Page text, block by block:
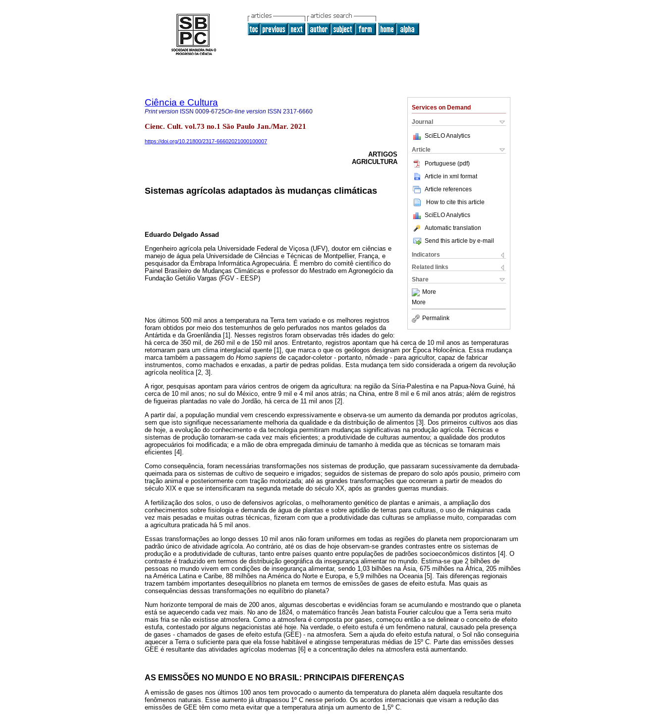
Services on Demand
Journal
SciELO Analytics
Article
Portuguese (pdf)
Article in xml format
Article references
How to cite this article
SciELO Analytics
Automatic translation
Send this article by e-mail
Indicators
Related links
Share
More
More
Permalink
Ciência e Cultura
Print version ISSN 0009-6725On-line version ISSN 2317-6660
Cienc. Cult. vol.73 no.1 São Paulo Jan./Mar. 2021
https://doi.org/10.21800/2317-66602021000100007
ARTIGOS
AGRICULTURA
Sistemas agrícolas adaptados às mudanças climáticas
Eduardo Delgado Assad
Engenheiro agrícola pela Universidade Federal de Viçosa (UFV), doutor em ciências e
manejo de água pela Universidade de Ciências e Técnicas de Montpellier, França, e
pesquisador da Embrapa Informática Agropecuária. É membro do comitê científico do
Painel Brasileiro de Mudanças Climáticas e professor do Mestrado em Agronegócio da
Fundação Getúlio Vargas (FGV - EESP)
Nos últimos 500 mil anos a temperatura na Terra tem variado e os melhores registros
foram obtidos por meio dos testemunhos de gelo perfurados nos mantos gelados da
Antártida e da Groenlândia [1]. Nesses registros foram observadas três idades do gelo:
há cerca de 350 mil, de 260 mil e de 150 mil anos. Entretanto, registros apontam que há cerca de 10 mil anos as temperaturas
retornaram para um clima interglacial quente [1], que marca o que os geólogos designam por Época Holocênica. Essa mudança
marca também a passagem do Homo sapiens de caçador-coletor - portanto, nômade - para agricultor, capaz de fabricar
instrumentos, como machados e enxadas, a partir de pedras polidas. Esta mudança tem sido considerada a origem da revolução
agrícola neolítica [2, 3].
A rigor, pesquisas apontam para vários centros de origem da agricultura: na região da Síria-Palestina e na Papua-Nova Guiné, há
cerca de 10 mil anos; no sul do México, entre 9 mil e 4 mil anos atrás; na China, entre 8 mil e 6 mil anos atrás; além de registros
de figueiras plantadas no vale do Jordão, há cerca de 11 mil anos [2].
A partir daí, a população mundial vem crescendo expressivamente e observa-se um aumento da demanda por produtos agrícolas,
sem que isto signifique necessariamente melhoria da qualidade e da distribuição de alimentos [3]. Dos primeiros cultivos aos dias
de hoje, a evolução do conhecimento e da tecnologia permitiram mudanças significativas na produção agrícola. Técnicas e
sistemas de produção tornaram-se cada vez mais eficientes; a produtividade de culturas aumentou; a qualidade dos produtos
agropecuários foi modificada; e a mão de obra empregada diminuiu de tamanho à medida que as técnicas se tornaram mais
eficientes [4].
Como consequência, foram necessárias transformações nos sistemas de produção, que passaram sucessivamente da derrubada-
queimada para os sistemas de cultivo de sequeiro e irrigados; seguidos de sistemas de preparo do solo após pousio, primeiro com
tração animal e posteriormente com tração motorizada; até as grandes transformações que ocorreram a partir de meados do
século XIX e que se intensificaram na segunda metade do século XX, após as grandes guerras mundiais.
A fertilização dos solos, o uso de defensivos agrícolas, o melhoramento genético de plantas e animais, a ampliação dos
conhecimentos sobre fisiologia e demanda de água de plantas e sobre aptidão de terras para culturas, o uso de máquinas cada
vez mais pesadas e muitas outras técnicas, fizeram com que a produtividade das culturas se ampliasse muito, comparadas com
a agricultura praticada há 5 mil anos.
Essas transformações ao longo desses 10 mil anos não foram uniformes em todas as regiões do planeta nem proporcionaram um
padrão único de atividade agrícola. Ao contrário, até os dias de hoje observam-se grandes contrastes entre os sistemas de
produção e a produtividade de culturas, tanto entre países quanto entre populações de padrões socioeconômicos distintos [4]. O
contraste é traduzido em termos de distribuição geográfica da insegurança alimentar no mundo. Estima-se que 2 bilhões de
pessoas no mundo vivem em condições de insegurança alimentar, sendo 1,03 bilhões na Ásia, 675 milhões na África, 205 milhões
na América Latina e Caribe, 88 milhões na América do Norte e Europa, e 5,9 milhões na Oceania [5]. Tais diferenças regionais
trazem também importantes desequilíbrios no planeta em termos de emissões de gases de efeito estufa. Mas quais as
consequências dessas transformações no equilíbrio do planeta?
Num horizonte temporal de mais de 200 anos, algumas descobertas e evidências foram se acumulando e mostrando que o planeta
está se aquecendo cada vez mais. No ano de 1824, o matemático francês Jean batista Fourier calculou que a Terra seria muito
mais fria se não existisse atmosfera. Como a atmosfera é composta por gases, começou então a se delinear o conceito de efeito
estufa, contestado por alguns negacionistas até hoje. Na verdade, o efeito estufa é um fenômeno natural, causado pela presença
de gases - chamados de gases de efeito estufa (GEE) - na atmosfera. Sem a ajuda do efeito estufa natural, o Sol não conseguiria
aquecer a Terra o suficiente para que ela fosse habitável e atingisse temperaturas médias de 15º C. Parte das emissões desses
GEE é resultante das atividades agrícolas modernas [6] e a concentração deles na atmosfera está aumentando.
AS EMISSÕES NO MUNDO E NO BRASIL: PRINCIPAIS DIFERENÇAS
A emissão de gases nos últimos 100 anos tem provocado o aumento da temperatura do planeta além daquela resultante dos
fenômenos naturais. Esse aumento já ultrapassou 1º C nesse período. Os acordos internacionais que visam a redução das
emissões de GEE têm como meta evitar que a temperatura atinja um aumento de 1,5º C.